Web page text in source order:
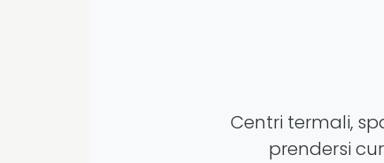
Centri termali,
prendersi